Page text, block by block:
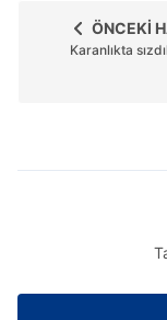
ÖNCEKİ
Karanlıkta